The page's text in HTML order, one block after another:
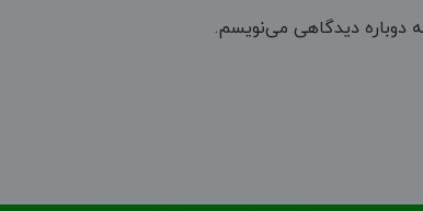
دوباره دیدگاهی می‌نویسم.